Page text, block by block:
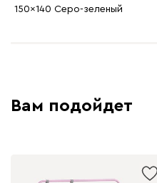
150x140 Серо-зеленый
Вам подойдет